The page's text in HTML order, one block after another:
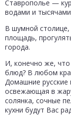
Ставрополье —
водами и
В шумной
площадь,
города.
И, конечно же,
блюд? В любом
Домашние русские
освежающая в
солянка, сочные
кухни будут Вас